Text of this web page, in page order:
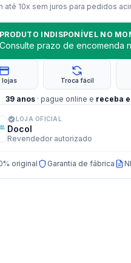
até 10x sem juros para pedidos
PRODUTO INDISPONÍVEL NO
prazo de encomenda
lojas Troca fácil
39 anos · pague online e receba
LOJA OFICIAL
Docol
Revendedor autorizado
original Garantia de fábrica